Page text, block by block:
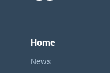
Home
News